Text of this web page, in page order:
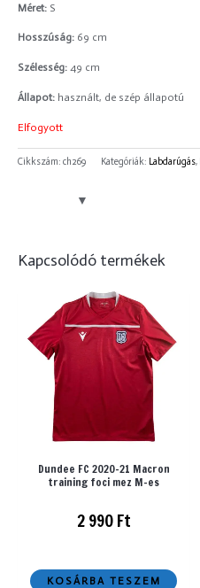
Méret: S
Hosszúság: 69 cm
Szélesség: 49 cm
Állapot: használt, de szép állapotú
Elfogyott
Cikkszám: ch269 Kategóriák: Labdarúgás,
Kapcsolódó termékek
Dundee FC 2020-21 Macron
training foci mez M-es
2 990Ft
KOSÁRBA TESZEM